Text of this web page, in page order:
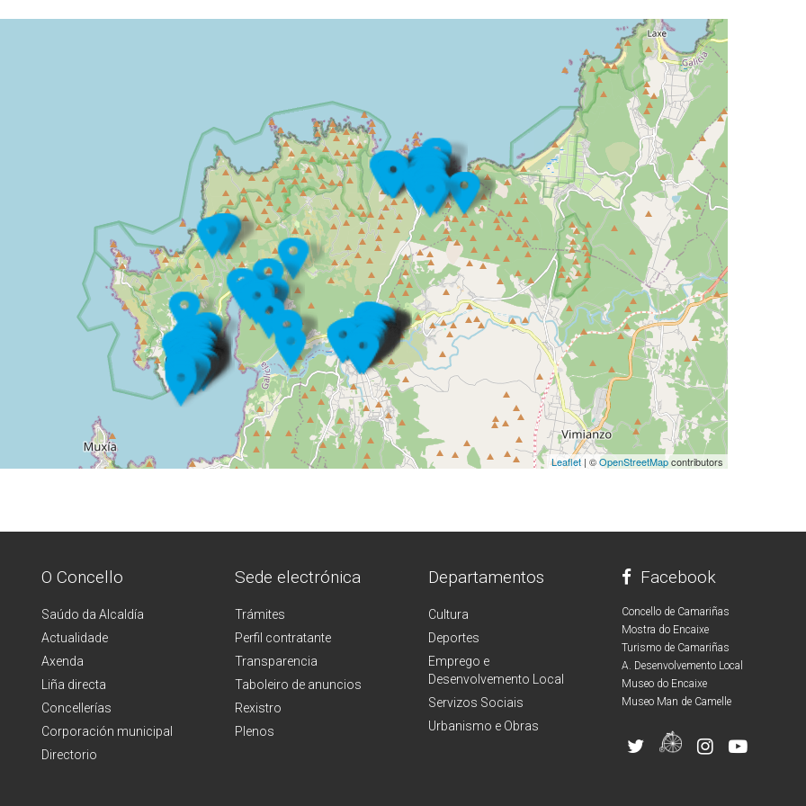
Leaflet | ©OpenStreetMapcontributors
O Concello
Saúdo da Alcaldía
Actualidade
Axenda
Liña directa
Concellerías
Corporación municipal
Directorio
Sede electrónica
Trámites
Perfil contratante
Transparencia
Taboleiro de anuncios
Rexistro
Plenos
Departamentos
Cultura
Deportes
Emprego e
Desenvolvemento Local
Servizos Sociais
Urbanismo e Obras
Facebook
Concello de Camariñas
Mostra do Encaixe
Turismo de Camariñas
A. Desenvolvemento Local
Museo do Encaixe
Museo Man de Camelle